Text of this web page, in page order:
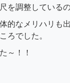
を調整している
的なメリハリも
ろでした。
～！！